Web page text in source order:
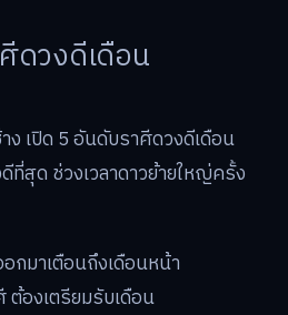
ดวงดีเดือน
เปิด 5 อันดับราศีดวงดีเดือน
สุด ช่วงเวลาดาวย้ายใหญ่ครั้ง
กมาเตือนถึงเดือนหน้า
องเตรียมรับเดือน